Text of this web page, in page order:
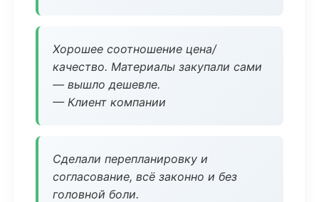
Хорошее соотношение цена/
качество. Материалы закупали сами
— вышло дешевле.
— Клиент компании
Сделали перепланировку и
согласование, всё законно и без
головной боли.